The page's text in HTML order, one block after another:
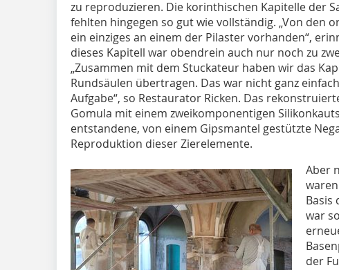
zu reproduzieren. Die korinthischen Kapitelle der
fehlten hingegen so gut wie vollständig. „Von den
ein einziges an einem der Pilaster vorhanden“,
dieses Kapitell war obendrein auch nur noch zu
„Zusammen mit dem Stuckateur haben wir das
Rundsäulen übertragen. Das war nicht ganz
Aufgabe“, so Restaurator Ricken. Das
Gomula mit einem zweikomponentigen
entstandene, von einem Gipsmantel gestützte
Reproduktion dieser Zierelemente.
Aber
Basis
war
der